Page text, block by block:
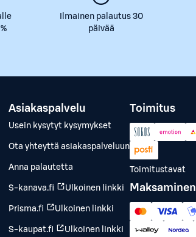
Ilmainen palautus 30
päivää
Asiakaspalvelu
Usein kysytyt kysymykset
Ota yhteyttä asiakaspalveluun
Anna palautetta
S-kanava.fi Ulkoinen linkki
Prisma.fi Ulkoinen linkki
S-kaupat.fi Ulkoinen linkki
Toimitus
Toimitustavat
Maksaminen